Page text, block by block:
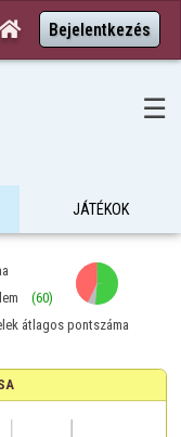
Bejelentkezés
☰
JÁTÉKOK
(60)
átlagos pontszáma